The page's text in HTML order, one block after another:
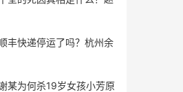
丰快递停运了吗？杭州余
某为何杀19岁女孩小芳原